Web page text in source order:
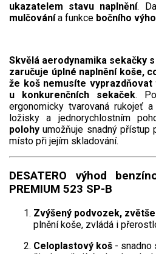
Kultivátory
Vysavače a foukače
Elektrocentrály
Štěpkovače a drtiče
Elektrické skútry
Elektrické tříkolky
Elektrické tříkolky pracovní
Elektrické čtyřkolky
ukazatelem stavu naplnění.
mulčovánía funkce bočního
Skvělá aerodynamika sekačky
zaručuje úplné naplnění koše,
že koš nemusíte
u konkurenčních sekaček.
ergonomicky tvarovaná rukojeť
ložisky a jednorychlostním
polohy umožňuje snadný přístup
místo při jejím skladování.
DESATERO výhod
PREMIUM 523 SP-B
Zvýšený podvozek,
plnění koše, zvládá i
Celoplastový koš - snadno